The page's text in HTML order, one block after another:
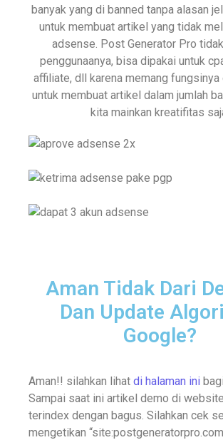
banyak yang di banned tanpa alasan
untuk membuat artikel yang tidak
adsense. Post Generator Pro
penggunaanya, bisa dipakai untuk
affiliate, dll karena memang fungsinya
untuk membuat artikel dalam jumlah
kita mainkan kreatifitas
Aman Tidak Dari
Dan Update
Google?
Aman!! silahkan lihat di halaman ini
Sampai saat ini artikel demo di
terindex dengan bagus. Silahkan cek
mengetikan